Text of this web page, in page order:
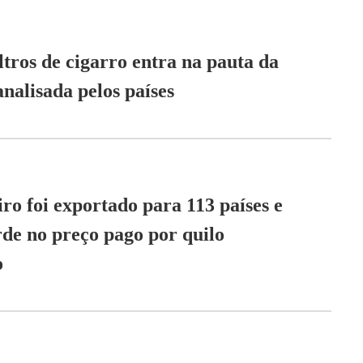
de cigarro entra na pauta da
pelos países
foi exportado para 113 países e
no preço pago por quilo